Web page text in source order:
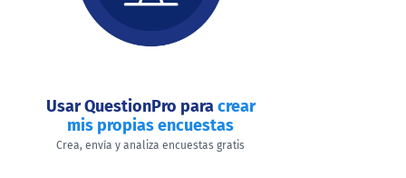
Usar QuestionPro paracrear
mis propias encuestas
Crea, envía y analiza encuestas gratis